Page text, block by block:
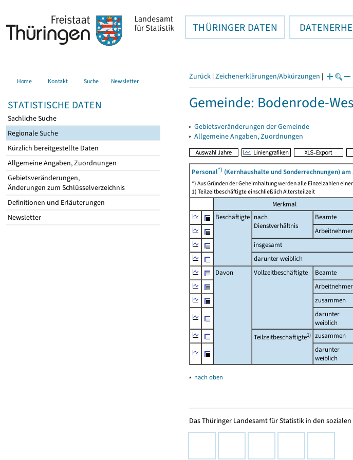
THÜRINGER DATEN
Home Kontakt Suche Newsletter
STATISTISCHE DATEN
Sachliche Suche
Regionale Suche
Kürzlich bereitgestellte Daten
Allgemeine Angaben, Zuordnungen
Gebietsveränderungen,
Änderungen zum Schlüsselverzeichnis
Definitionen und Erläuterungen
Newsletter
Zurück | Zeichenerklärungen/Abkürzungen |
Gemeinde: Bodenrode-
▸ Gebietsveränderungen der Gemeinde
▸ Allgemeine Angaben, Zuordnungen
Personal*) (Kernhaushalte und Sonderrechnungen) am
*) Aus Gründen der Geheimhaltung werden alle Einzelzahlen
1) Teilzeitbeschäftigte einschließlich Altersteilzeit
Merkmal
Beschäftigte nach
Dienstverhältnis
Beamte
Arbeitnehmer
insgesamt
darunter weiblich
Davon
Vollzeitbeschäftigte Beamte
Arbeitnehmer
zusammen
darunter
weiblich
Teilzeitbeschäftigte1) zusammen
darunter
weiblich
▴ nach oben
Das Thüringer Landesamt für Statistik in den